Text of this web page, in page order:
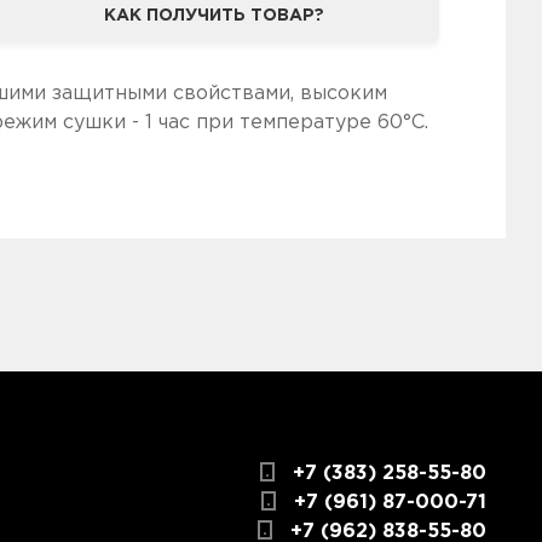
КАК ПОЛУЧИТЬ ТОВАР?
защитными свойствами, высоким
сушки - 1 час при температуре 60°С.
Минимальная температура +15С. Влажность не
+7 (383) 258-55-80
+7 (961) 87-000-71
+7 (962) 838-55-80